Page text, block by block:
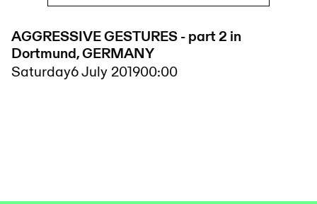
AGGRESSIVE GESTURES - part 2 in
Dortmund, GERMANY
Saturday6 July 201900:00